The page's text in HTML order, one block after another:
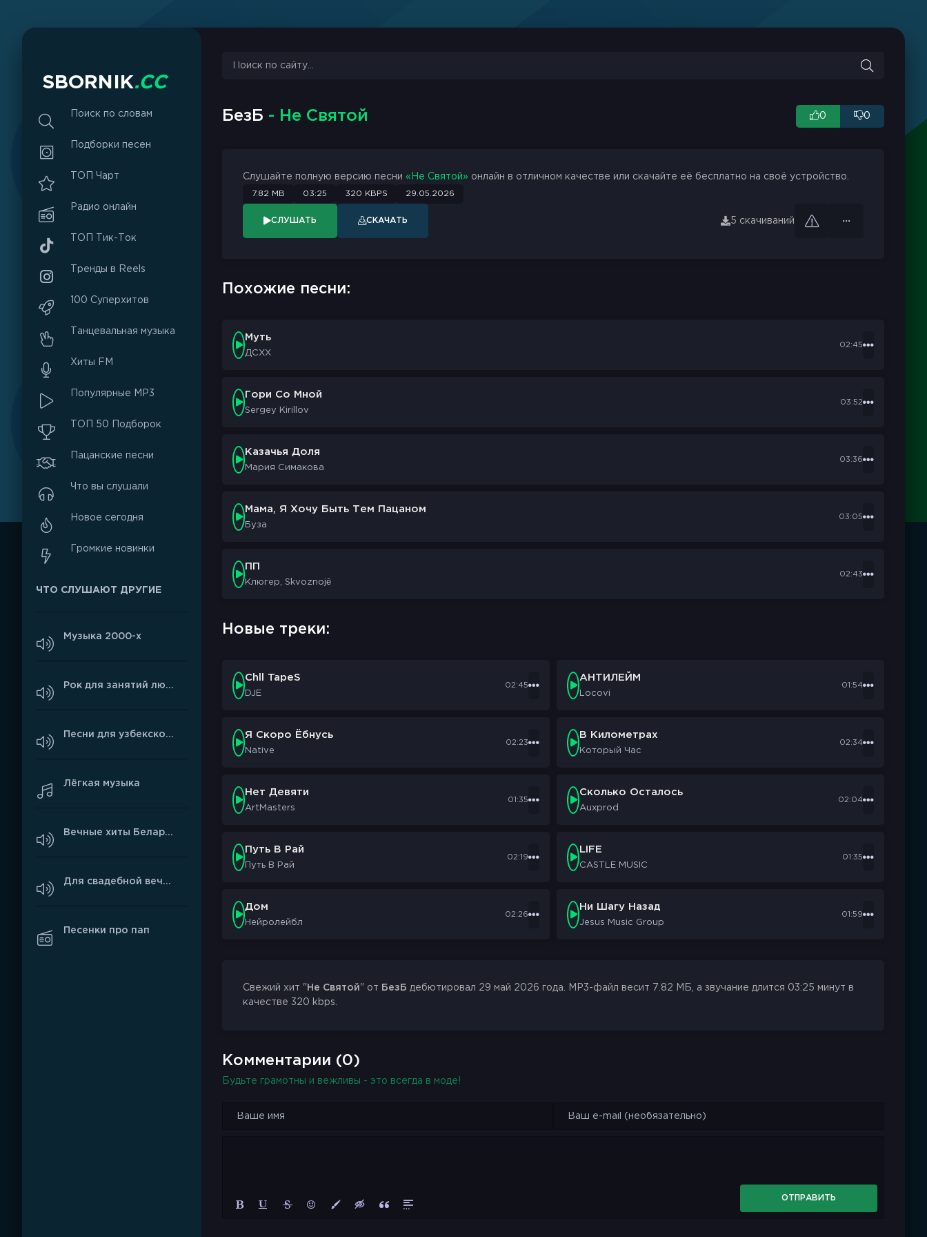
S BO R N K.CC
БезБ - Не Святой 0 0
Слушайте полную версию песни «Не Святой» онлайн в отличном качестве или скачайте её бесплатно на своё устройство.
7.82 MB 03:25 320 KBPS 29.05.2026
СЛУШАТЬ СКАЧАТЬ 5 скачиваний
Похожие песни:
Муть
ДСХХ
02:45
Гори Со Мной
Sergey Kirillov
03:52
Казачья Доля
Мария Симакова
03:36
Мама, Я Хочу Быть Тем Пацаном
Буза
03:05
ПП
Клюгер, Skvoznojē
02:43
Новые треки:
Chll TapeS
DJE
02:45
АНТИЛЕЙМ
Locovi
01:54
Я Скоро Ёбнусь
Native
02:23
В Километрах
Который Час
02:34
Нет Девяти
ArtMasters
01:35
Сколько Осталось
Auxprod
02:04
Путь В Рай
Путь В Рай
02:19
LIFE
CASTLE MUSIC
01:35
Дом
Нейролейбл
02:26
Ни Шагу Назад
Jesus Music Group
01:59
Свежий хит " Не Святой" от БезБ дебютировал 29 май 2026 года. MP3-файл весит 7.82 МБ, а звучание длится 03:25 минут в
качестве 320 kbps.
Комментарии (0)
Будьте грамотны и вежливы - это всегда в моде!
ОТПРАВИТЬ
Поиск по словам
Подборки песен
ТОП Чарт
Радио онлайн
ТОП Тик-Ток
Тренды в Reels
100 Суперхитов
Танцевальная музыка
Хиты FM
Популярные MP3
ТОП 50 Подборок
Пацанские песни
Что вы слушали
Новое сегодня
Громкие новинки
ЧТО СЛУШАЮТ ДРУГИЕ
Музыка 2000-х
Рок для занятий любовью
Песни для узбекской свадьбы
Лёгкая музыка
Вечные хиты Беларуси
Для свадебной вечеринки
Песенки про пап